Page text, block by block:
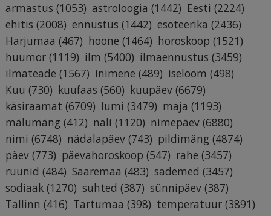
armastus (1053) astroloogia (1442) Eesti (2224)
ehitis (2008) ennustus (1442) esoteerika (2436)
Harjumaa (467) hoone (1464) horoskoop (1521)
huumor (1119) ilm (5400) ilmaennustus (3459)
ilmateade (1567) inimene (489) iseloom (498)
Kuu (730) kuufaas (560) kuupäev (6679)
käsiraamat (6709) lumi (3479) maja (1193)
mälumäng (412) nali (1120) nimepäev (6880)
nimi (6748) nädalapäev (743) pildimäng (4874)
päev (773) päevahoroskoop (547) rahe (3457)
ruunid (484) Saaremaa (483) sademed (3457)
sodiaak (1270) suhted (387) sünnipäev (387)
Tallinn (416) Tartumaa (398) temperatuur (3891)